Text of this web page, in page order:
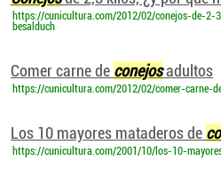
https://cunicultura.com/2012/02/conejos-de-
besalduch
Comer carne de conejosadultos
https://cunicultura.com/2012/02/comer-carne-
Los 10 mayores mataderos de
https://cunicultura.com/2001/10/los-10-